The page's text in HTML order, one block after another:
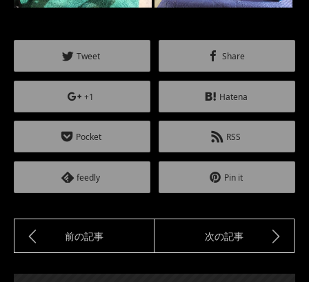
Tweet Share
+1 Hatena
Pocket RSS
feedly Pin it
前の記事 次の記事